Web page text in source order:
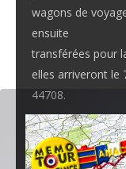
wagons de
ensuite
transférées pour
elles arriveront le
44708.
Sur 111 femmes
Ravensbrück